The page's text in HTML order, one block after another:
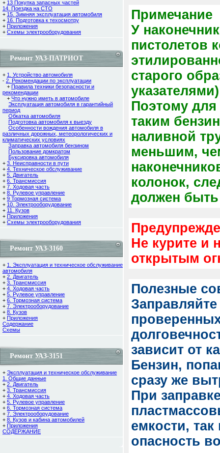
+ 13 Покупка запасных частей
14. Поездка на СТО
+ 15. Зимняя эксплуатация автомобиля
+ 16. Подготовка к техосмотру
+ Приложения
+ Схемы электрооборудования
Ремонт УАЗ-ПАТРИОТ
+ 1. Устройство автомобиля
- 2. Рекомендации по эксплуатации
+ Правила техники безопасности и
рекомендации
+ Что нужно иметь в автомобиле
Эксплуатация автомобиля в гарантийный
период
Обкатка автомобиля
Подготовка автомобиля к выезду
Особенности вождения автомобиля в
различных дорожных, метеорологических и
климатических условиях
Заправка автомобиля бензином
Пользование домкратом
Буксировка автомобиля
+ 3. Неисправности в пути
+ 4. Техническое обслуживание
+ 5. Двигатель
+ 6. Трансмиссия
+ 7. Ходовая часть
+ 8. Рулевое управление
+ 9 Тормозная система
+ 10. Электрооборудование
+ 11. Кузов
+ Приложения
+ Схемы электрооборудования
Ремонт УАЗ-3160
+ 1. Эксплуатация и техническое обслуживание
автомобиля
+ 2. Двигатель
+ 3. Трансмиссия
+ 4. Ходовая часть
+ 5. Рулевое управление
+ 6. Тормозная система
+ 7. Электрооборудование
+ 8. Кузов
+ Приложения
Содержание
Cхемы
Ремонт УАЗ-3151
+ Эксплуатация и техническое обслуживание
1. Общие данные
+ 2. Двигатель
+ 3. Трансмиссия
+ 4. Ходовая часть
+ 5. Рулевое управление
+ 6. Тормозная система
+ 7. Электрооборудование
+ 8. Кузов и кабина автомобилей
+ Приложения
СОДЕРЖАНИЕ
Примечание
У
пистолетов
старого
Поэтому для
таким
наливной
меньшим,
колонок,
должен
Не курите и
открытым
Полезные
зависит от
Бензин,
сразу же
При
емкости, так
опасность